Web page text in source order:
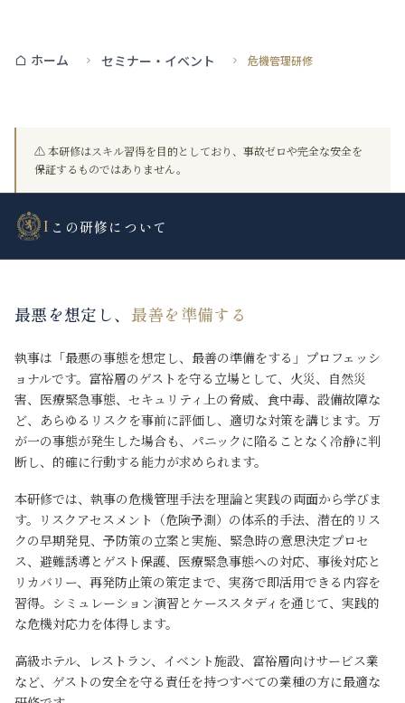
ホーム セミナー・イベント 危機管理研修
⚠️ 本研修はスキル習得を目的としており、事故ゼロや完全な安全を
保証するものではありません。
I この研修について
最悪を想定し、 最善を準備する
執事は「最悪の事態を想定し、最善の準備をする」プロフェッシ
ョナルです。富裕層のゲストを守る立場として、火災、自然災
害、医療緊急事態、セキュリティ上の脅威、食中毒、設備故障な
ど、あらゆるリスクを事前に評価し、適切な対策を講じます。万
が一の事態が発生した場合も、パニックに陥ることなく冷静に判
断し、的確に行動する能力が求められます。
本研修では、執事の危機管理手法を理論と実践の両面から学びま
す。リスクアセスメント（危険予測）の体系的手法、潜在的リス
クの早期発見、予防策の立案と実施、緊急時の意思決定プロセ
ス、避難誘導とゲスト保護、医療緊急事態への対応、事後対応と
リカバリー、再発防止策の策定まで、実務で即活用できる内容を
習得。シミュレーション演習とケーススタディを通じて、実践的
な危機対応力を体得します。
高級ホテル、レストラン、イベント施設、富裕層向けサービス業
など、ゲストの安全を守る責任を持つすべての業種の方に最適な